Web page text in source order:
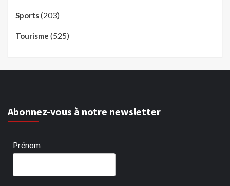
Sports(203)
Tourisme (525)
Abonnez-vous à notre newsletter
Prénom